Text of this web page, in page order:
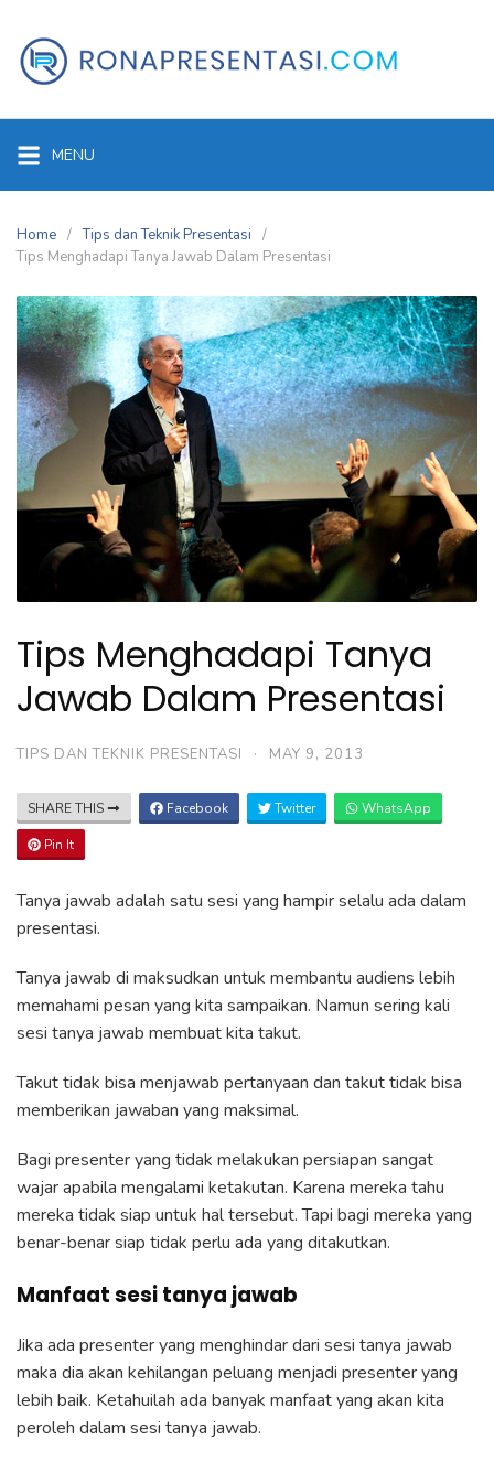
content
MENU
Home
Tips dan Teknik Presentasi
Tips Menghadapi Tanya Jawab Dalam Presentasi
Tips Menghadapi Tanya
Jawab Dalam Presentasi
TIPS DAN TEKNIK PRESENTASI · MAY 9, 2013
SHARE THIS Facebook Twitter WhatsApp
Pin It
Tanya jawab adalah satu sesi yang hampir selalu ada dalam
presentasi.
Tanya jawab di maksudkan untuk membantu audiens lebih
memahami pesan yang kita sampaikan. Namun sering kali
sesi tanya jawab membuat kita takut.
Takut tidak bisa menjawab pertanyaan dan takut tidak bisa
memberikan jawaban yang maksimal.
Bagi presenter yang tidak melakukan persiapan sangat
wajar apabila mengalami ketakutan. Karena mereka tahu
mereka tidak siap untuk hal tersebut. Tapi bagi mereka yang
benar-benar siap tidak perlu ada yang ditakutkan.
Manfaat sesi tanya jawab
Jika ada presenter yang menghindar dari sesi tanya jawab
maka dia akan kehilangan peluang menjadi presenter yang
lebih baik. Ketahuilah ada banyak manfaat yang akan kita
peroleh dalam sesi tanya jawab.